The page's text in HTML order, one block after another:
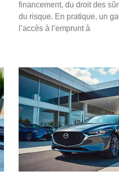
financement, du droit des
du risque. En pratique, un
l’accès à l’emprunt à